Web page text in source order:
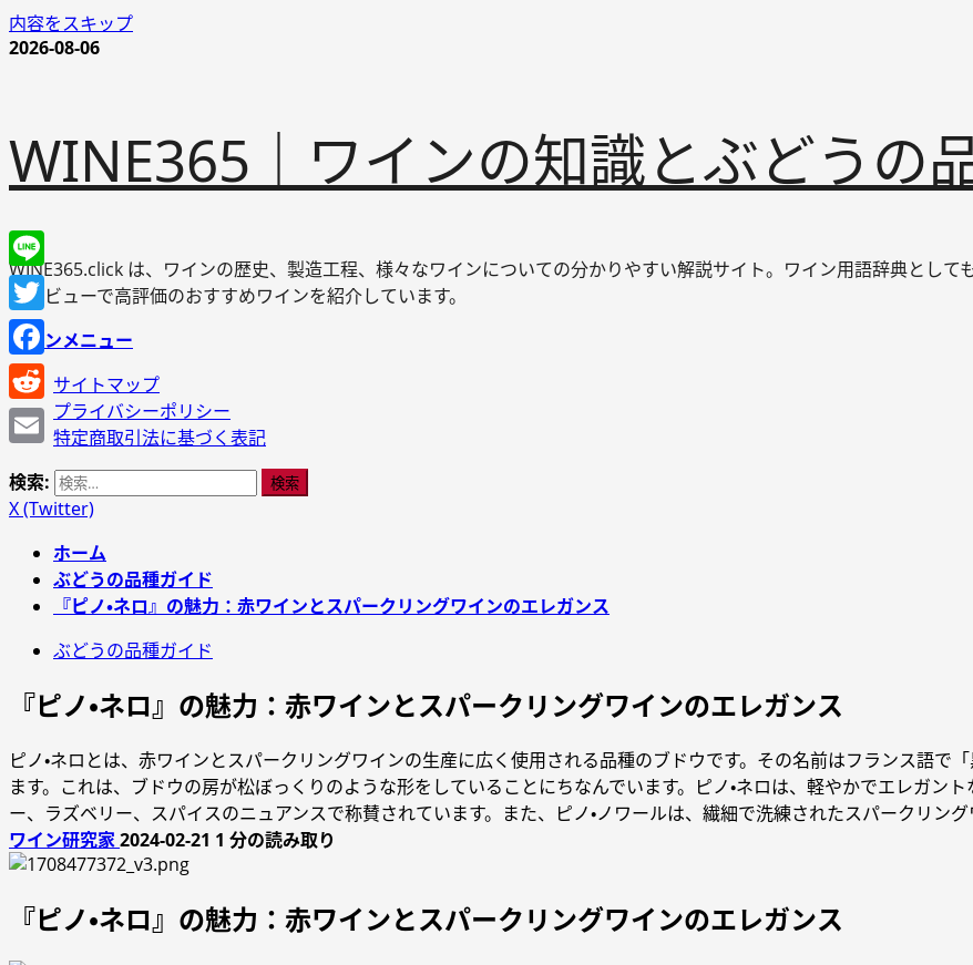
内容をスキップ
2026-08-06
WINE365｜ワインの知識とぶどうの
WINE365.click は、ワインの歴史、製造工程、様々なワインについての分かりやすい解説サイト。ワイン用語辞典とし
やレビューで高評価のおすすめワインを紹介しています。
メインメニュー
サイトマップ
プライバシーポリシー
特定商取引法に基づく表記
検索:
X (Twitter)
ホーム
ぶどうの品種ガイド
『ピノ・ネロ』の魅力：赤ワインとスパークリングワインのエレガンス
ぶどうの品種ガイド
『ピノ・ネロ』の魅力：赤ワインとスパークリングワインのエレガンス
ピノ・ネロとは、赤ワインとスパークリングワインの生産に広く使用される品種のブドウです。その名前はフランス語で
ます。これは、ブドウの房が松ぼっくりのような形をしていることにちなんでいます。ピノ・ネロは、軽やかでエレガン
ー、ラズベリー、スパイスのニュアンスで称賛されています。また、ピノ・ノワールは、繊細で洗練されたスパークリン
ワイン研究家2024-02-21 1 分の読み取り
『ピノ・ネロ』の魅力：赤ワインとスパークリングワインのエレガンス
Line
Twitter
Facebook
Reddit